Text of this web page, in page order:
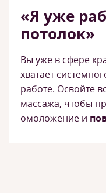
«Я уже
потолок»
Вы уже в сфере
хватает
работе. Освойте
массажа, чтобы
омоложение и